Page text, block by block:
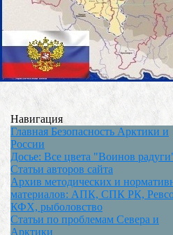
Навигация
Главная Безопасность Арктики и
России
Досье: Все цвета "Воинов
Статьи авторов сайта
Архив методических и
материалов: АПК, СПК РК,
КФХ, рыболовство
Статьи по проблемам Севера и
Арктики